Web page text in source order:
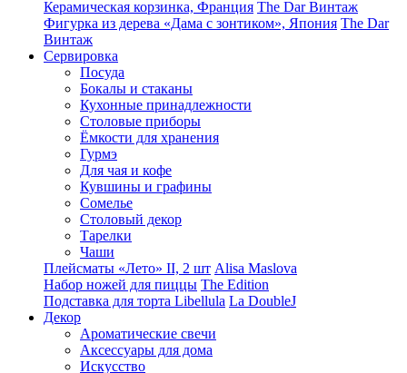
Керамическая корзинка, Франция The Dar Винтаж
Фигурка из дерева «Дама с зонтиком», Япония The Dar
Винтаж
Сервировка
Посуда
Бокалы и стаканы
Кухонные принадлежности
Столовые приборы
Ëмкости для хранения
Гурмэ
Для чая и кофе
Кувшины и графины
Сомелье
Столовый декор
Тарелки
Чаши
Плейсматы «Лето» II, 2 шт Alisa Maslova
Набор ножей для пиццы The Edition
Подставка для торта Libellula La DoubleJ
Декор
Ароматические свечи
Аксессуары для дома
Искусство